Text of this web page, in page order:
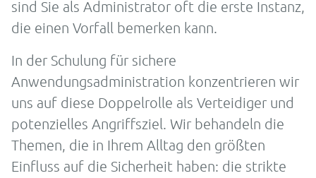
sind Sie als Administrator oft die erste Instanz,
die einen Vorfall bemerken kann.
In der Schulung für sichere
Anwendungsadministration konzentrieren wir
uns auf diese Doppelrolle als Verteidiger und
potenzielles Angriffsziel. Wir behandeln die
Themen, die in Ihrem Alltag den größten
Einfluss auf die Sicherheit haben: die strikte